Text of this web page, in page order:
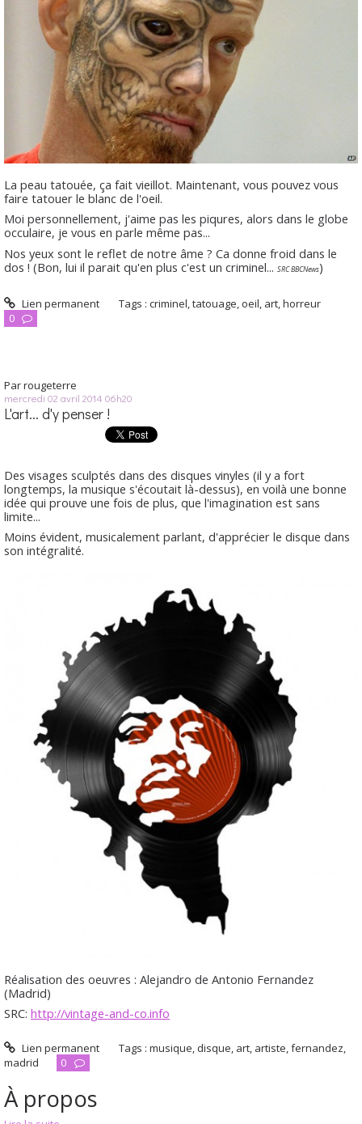
La peau tatouée, ça fait vieillot. Maintenant, vous pouvez vous
faire tatouer le blanc de l'oeil.
Moi personnellement, j'aime pas les piqures, alors dans le globe
occulaire, je vous en parle même pas...
Nos yeux sont le reflet de notre âme ? Ca donne froid dans le
dos ! (Bon, lui il parait qu'en plus c'est un criminel... SRC BBCNews)
Lien permanent Tags :criminel,tatouage, oeil, art,horreur
0
Parrougeterre
mercredi 02 avril 2014 06h20
L'art... d'y penser !
Des visages sculptés dans des disques vinyles (il y a fort
longtemps, la musique s'écoutait là-dessus), en voilà une bonne
idée qui prouve une fois de plus, que l'imagination est sans
limite...
Moins évident, musicalement parlant, d'apprécier le disque dans
son intégralité.
Réalisation des oeuvres : Alejandro de Antonio Fernandez
(Madrid)
SRC: http://vintage-and-co.info
Lien permanent Tags :musique, disque, art, artiste,fernandez,
madrid
0
À propos